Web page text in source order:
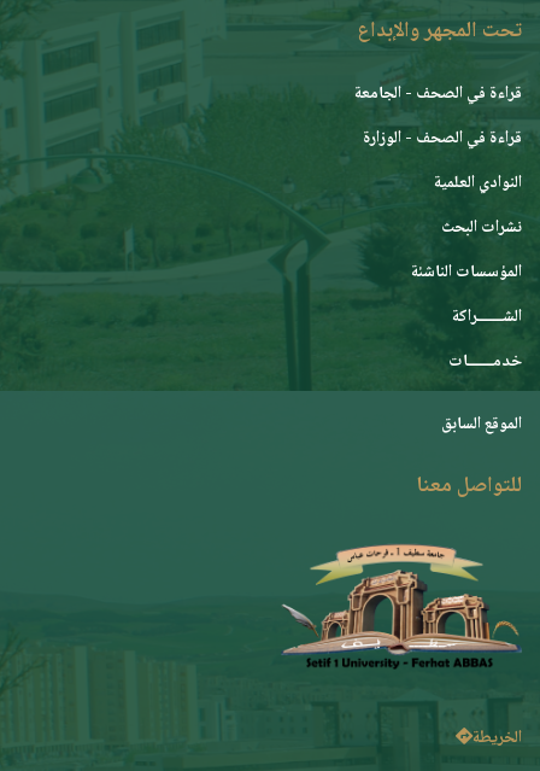
تحت المجهر والإبداع
قراءة في الصحف - الجامعة
قراءة في الصحف - الوزارة
النوادي العلمية
نشرات البحث
المؤسسات الناشئة
الشـــــــراكة
خدمـــــــات
الموقع السابق
للتواصل معنا
الخريطة